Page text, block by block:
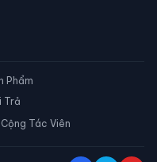
Phẩm
Trả
Cộng Tác Viên